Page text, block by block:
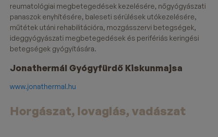
reumatológiai megbetegedések kezelésére, nőgyógyászati
panaszok enyhítésére, baleseti sérülések utókezelésére,
műtétek utáni rehabilitációra, mozgásszervi betegségek,
ideggyógyászati megbetegedések és perifériás keringési
betegségek gyógyítására.
Jonathermál Gyógyfürdő Kiskunmajsa
www.jonathermal.hu
Horgászat, lovaglás, vadászat